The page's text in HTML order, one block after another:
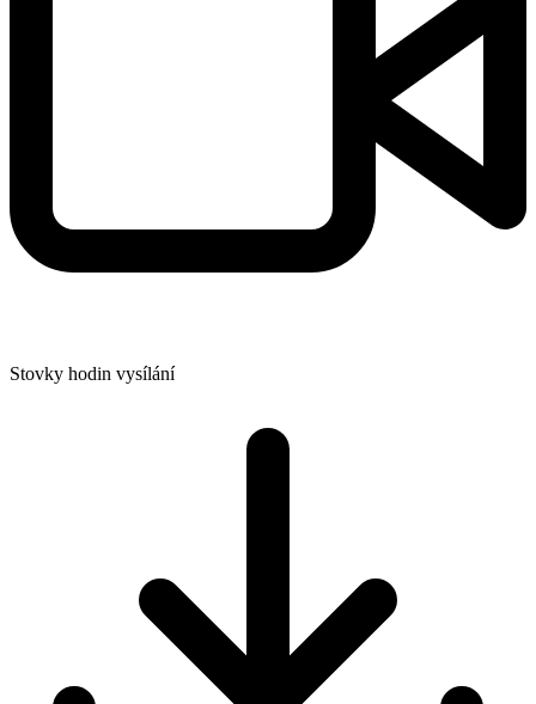
Stovky hodin vysílání